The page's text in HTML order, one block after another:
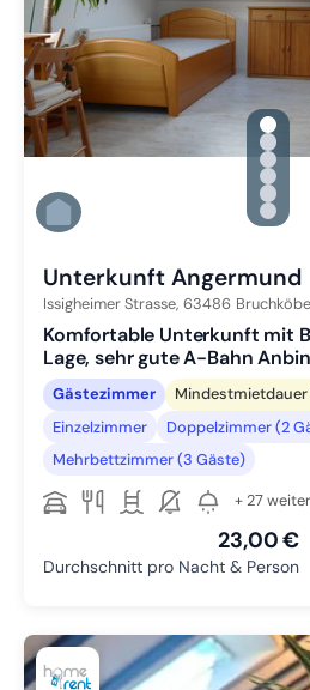
Zu
Zu
Zu
Zu
Zu
Zu
Unterkunft Angermund
Issigheimer Strasse, 63486
Komfortable Unterkunft mit
Lage, sehr gute A-Bahn
Gästezimmer
Einzelzimmer
Doppelzimmer (2
Mehrbettzimmer (3 Gäste)
+ 27
23,00 €
Durchschnitt pro Nacht & Person